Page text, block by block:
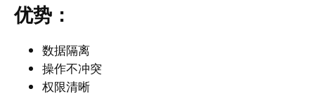
优势：
数据隔离
操作不冲突
权限清晰